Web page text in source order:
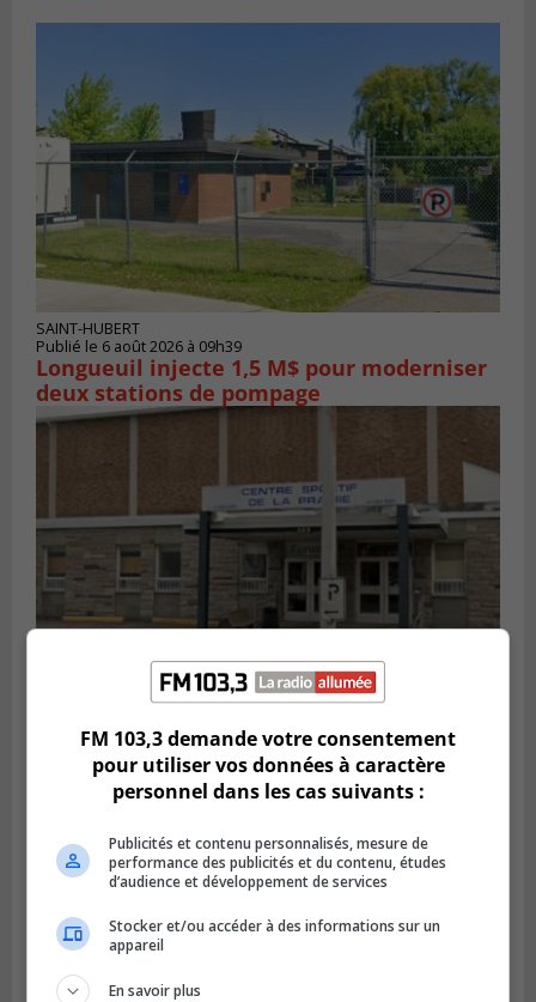
SAINT-HUBERT
Publié le 6 août 2026 à 09h39
Longueuil injecte 1,5 M$ pour moderniser
deux stations de pompage
Publié le 5 août 2026 à 11h59
La Prairie loue des espaces de glace
jusqu’en avril 2027
FM 103,3 demande votre consentement
pour utiliser vos données à caractère
personnel dans les cas suivants :
Publicités et contenu personnalisés, mesure de
performance des publicités et du contenu, études
d’audience et développement de services
Stocker et/ou accéder à des informations sur un
appareil
En savoir plus